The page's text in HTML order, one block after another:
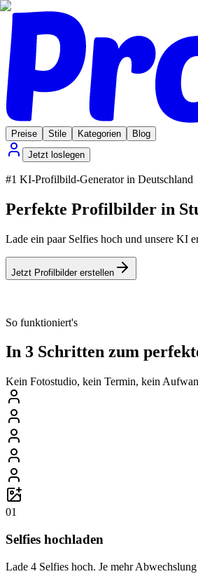
Preise Stile Kategorien
Blog
Jetzt loslegen
#1 KI-Profilbild-Generator in Deutschland
Perfekte Profilbilder in
Lade ein paar Selfies hoch und unsere KI
Jetzt Profilbilder erstellen
So funktioniert's
In 3 Schritten zum
Kein Fotostudio, kein Termin, kein
01
Selfies hochladen
Lade 4 Selfies hoch. Je mehr